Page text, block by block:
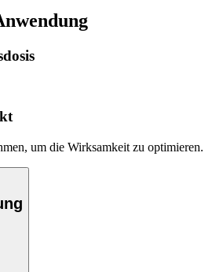
um die Wirksamkeit zu optimieren.